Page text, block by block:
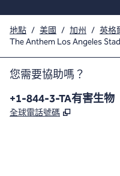
地點 / 美國 / 加州 / 英格
The Anthem Los Angeles
您需要協助嗎？
電話：
+1-844-3-TA有害生物
全球電話號碼 ,